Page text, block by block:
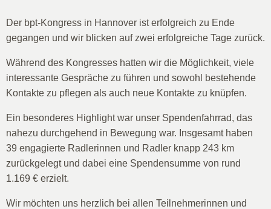
Der bpt-Kongress in Hannover ist erfolgreich zu Ende
gegangen und wir blicken auf zwei erfolgreiche Tage zurück.
Während des Kongresses hatten wir die Möglichkeit, viele
interessante Gespräche zu führen und sowohl bestehende
Kontakte zu pflegen als auch neue Kontakte zu knüpfen.
Ein besonderes Highlight war unser Spendenfahrrad, das
nahezu durchgehend in Bewegung war. Insgesamt haben
39 engagierte Radlerinnen und Radler knapp 243 km
zurückgelegt und dabei eine Spendensumme von rund
1.169 € erzielt.
Wir möchten uns herzlich bei allen Teilnehmerinnen und